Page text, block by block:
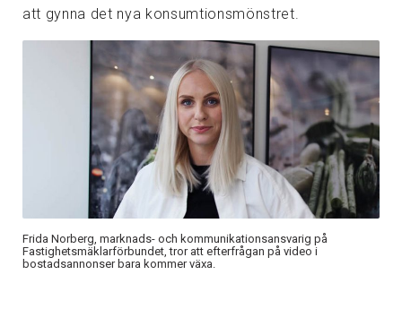
att gynna det nya konsumtionsmönstret.
Frida Norberg, marknads- och kommunikationsansvarig på
Fastighetsmäklarförbundet, tror att efterfrågan på video i
bostadsannonser bara kommer växa.